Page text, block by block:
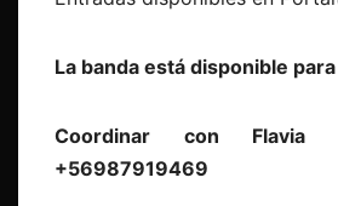
La banda está disponible
Coordinar con Flavia
+56987919469